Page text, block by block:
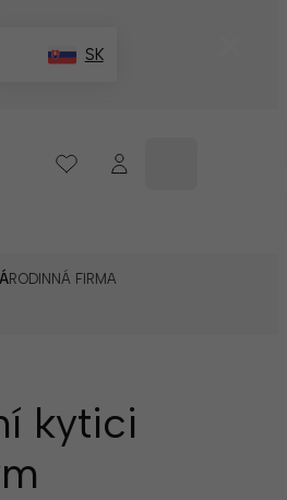
SK
RODINNÁ FIRMA
kytici